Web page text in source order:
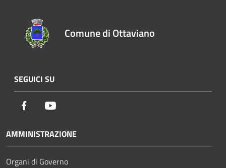
Comune di Ottaviano
SEGUICI SU
Facebook
AMMINISTRAZIONE
Organi di Governo